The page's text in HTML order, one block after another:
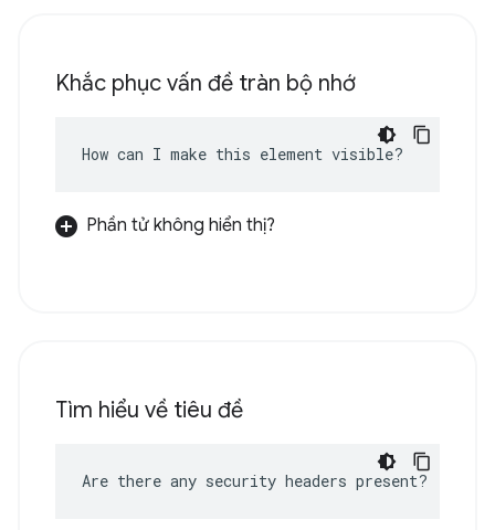
Khắc phục vấn đề tràn bộ nhớ
How can I make this element visible?
Phần tử không hiển thị?
Tìm hiểu về tiêu đề
Are there any security headers present?